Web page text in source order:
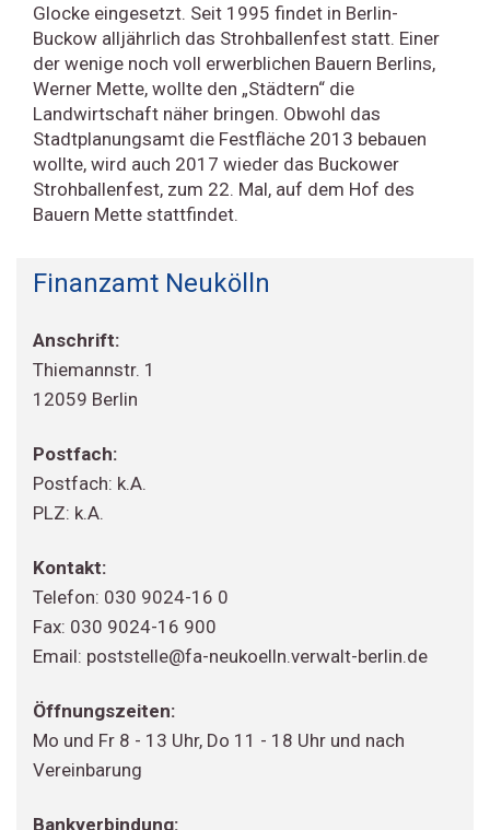
Glocke eingesetzt. Seit 1995 findet in Berlin-
Buckow alljährlich das Strohballenfest statt. Einer
der wenige noch voll erwerblichen Bauern Berlins,
Werner Mette, wollte den „Städtern“ die
Landwirtschaft näher bringen. Obwohl das
Stadtplanungsamt die Festfläche 2013 bebauen
wollte, wird auch 2017 wieder das Buckower
Strohballenfest, zum 22. Mal, auf dem Hof des
Bauern Mette stattfindet.
Finanzamt Neukölln
Anschrift:
Thiemannstr. 1
12059 Berlin
Postfach:
Postfach: k.A.
PLZ: k.A.
Kontakt:
Telefon: 030 9024-16 0
Fax: 030 9024-16 900
Email: poststelle@fa-neukoelln.verwalt-berlin.de
Öffnungszeiten:
Mo und Fr 8 - 13 Uhr, Do 11 - 18 Uhr und nach
Vereinbarung
Bankverbindung: